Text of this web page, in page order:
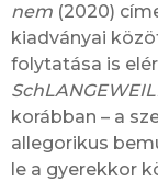
nem (2020)
kiadványai
folytatása is
korábban – a
allegorikus
le a gyerekkor